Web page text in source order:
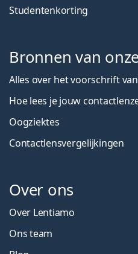
Studentenkorting
Bronnen van
Alles over het voorschrift
Hoe lees je jouw
Oogziektes
Contactlensvergelijkingen
Over ons
Over Lentiamo
Ons team